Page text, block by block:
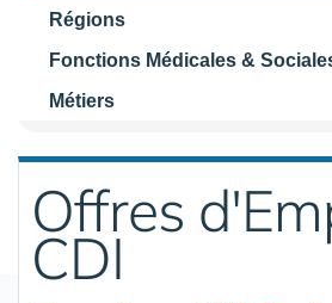
Régions
Fonctions Médicales &
Métiers
Offres
CDI